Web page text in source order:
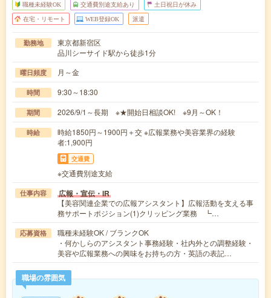
職種未経験OK 交通費別途支給あり 土日祝日が休み
在宅・リモート WEB登録OK 派遣
勤務地
東京都新宿区
品川シーサイド駅から徒歩1分
曜日頻度 月～金
時間 9:30～18:30
期間 2026/9/1～長期 ※★開始日相談OK! ※9月～OK！
時給
時給1850円～1900円＋交 ※広報業務や美容業界の経験
者:1,900円
交通費
※交通費別途支給
仕事内容 広報・宣伝・IR
【美容関連企業での広報アシスタント】広報活動を支える事
務サポートポジション(1)クリッピング業務 ┗…
応募資格
職種未経験OK / ブランクOK
・何かしらのアシスタント事務経験・社内外との調整経験・
美容や広報業務への興味をお持ちの方・英語の表記…
職場の雰囲気